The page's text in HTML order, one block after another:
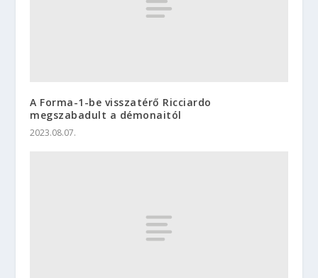
A Forma-1-be visszatérő Ricciardo
megszabadult a démonaitól
2023.08.07.